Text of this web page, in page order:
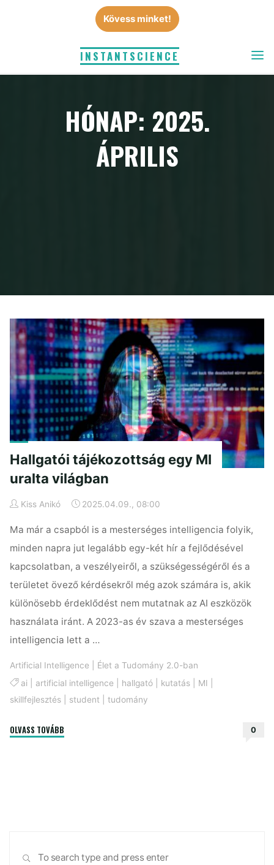
INSTANTSCIENCE
Kövess minket!
HÓNAP: 2025.
ÁPRILIS
Hallgatói tájékozottság egy MI
uralta világban
Kiss Anikó 2025.04.09., 08:00
Ma már a csapból is a mesterséges intelligencia folyik,
minden napra jut legalább egy-két hír a fejlődésével
kapcsolatban, a veszélyeiről, a szükségességéről és a
területet övező kérdésekről még azok számára is, akik
különösebb érdeklődést nem mutatnak az AI eszközök
használata iránt. A 2023-as év szava a mesterséges
intelligencia lett a …
Artificial Intelligence
Élet a Tudomány 2.0-ban
ai| artificial intelligence hallgató| kutatás| MI
skillfejlesztés
student |tudomány
OLVASS TOVÁBB 0
SEARCH